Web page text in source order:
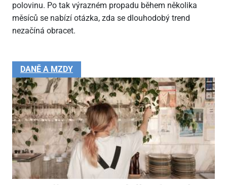
polovinu. Po tak výrazném propadu během několika
měsíců se nabízí otázka, zda se dlouhodobý trend
nezačíná obracet.
DANĚ A MZDY